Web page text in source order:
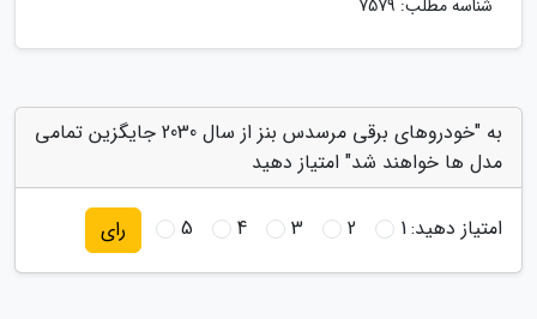
شناسه مطلب: 7579
به "خودروهای برقی مرسدس بنز از سال 2030 جایگزین تمامی
مدل ها خواهند شد" امتیاز دهید
امتیاز دهید:1
2
3
4
5 رای